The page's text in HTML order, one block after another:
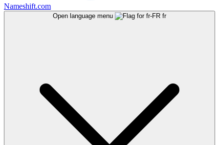
Nameshift.com
Open language menu fr